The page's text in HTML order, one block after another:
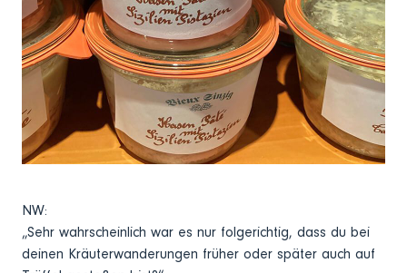
NW:
„Sehr wahrscheinlich war es nur folgerichtig, dass du bei
deinen Kräuterwanderungen früher oder später auch auf